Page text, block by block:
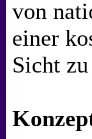
von
einer
Sicht